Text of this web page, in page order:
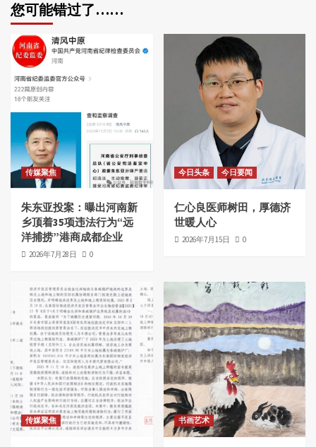
您可能错过了……
传媒聚焦
朱东亚投案：曝出河南新
乡顶着35项违法行为“远
洋捕捞”港商成都企业
2026年7月28日 0
今日头条 今日要闻
仁心良医师树田，厚德济
世暖人心
2026年7月15日 0
传媒聚焦 书画艺术